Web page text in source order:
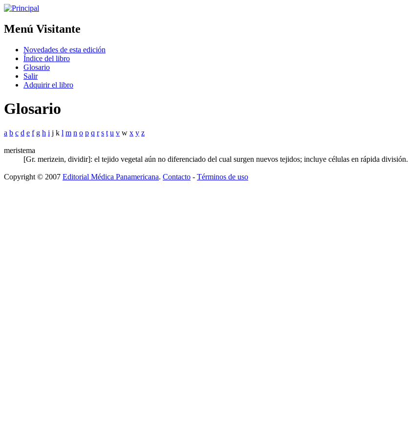
Menú Visitante
Novedades de esta edición
Índice del libro
Glosario
Salir
Adquirir el libro
Glosario
a b c d e f g h i j k l m n o p q r s t u v w x y z
meristema
[Gr. merizein, dividir]: el tejido vegetal aún no diferenciado del cual surgen nuevos tejidos; incluye células en rápida división.
Copyright © 2007 Editorial Médica Panamericana. Contacto - Términos de uso